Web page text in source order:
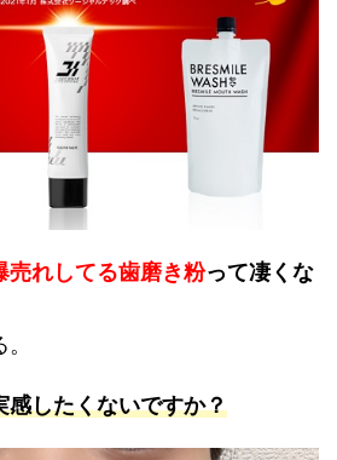
売れしてる歯磨き粉って凄くな
感したくないですか？